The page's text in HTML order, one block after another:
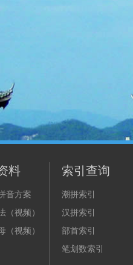
料
音方案
（视频）
（视频）
索引查询
潮拼索引
汉拼索引
部首索引
笔划数索引